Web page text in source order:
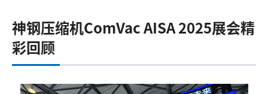
神钢压缩机ComVac AISA 2025展会精
彩回顾